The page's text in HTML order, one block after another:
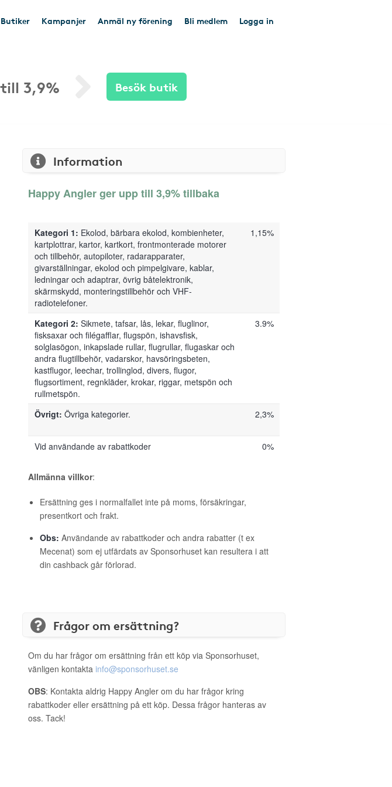
Butiker Kampanjer Anmäl ny förening Bli medlem Logga in
3,9% Besök butik
Information
Happy Angler ger upp till 3,9% tillbaka
Kategori 1: Ekolod, bärbara ekolod, kombienheter,
kartplottrar, kartor, kartkort, frontmonterade motorer
och tillbehör, autopiloter, radarapparater,
givarställningar, ekolod och pimpelgivare, kablar,
ledningar och adaptrar, övrig båtelektronik,
skärmskydd, monteringstillbehör och VHF-
radiotelefoner.
1,15%
Kategori 2: Sikmete, tafsar, lås, lekar, fluglinor,
fisksaxar och filégafflar, flugspön, ishavsfisk,
solglasögon, inkapslade rullar, flugrullar, flugaskar och
andra flugtillbehör, vadarskor, havsöringsbeten,
kastflugor, leechar, trollinglod, divers, flugor,
flugsortiment, regnkläder, krokar, riggar, metspön och
rullmetspön.
3.9%
Övrigt: Övriga kategorier. 2,3%
Vid användande av rabattkoder 0%
Allmänna villkor:
Ersättning ges i normalfallet inte på moms, försäkringar,
presentkort och frakt.
Obs: Användande av rabattkoder och andra rabatter (t ex
Mecenat) som ej utfärdats av Sponsorhuset kan resultera i att
din cashback går förlorad.
Frågor om ersättning?
Om du har frågor om ersättning från ett köp via Sponsorhuset,
vänligen kontakta info@sponsorhuset.se
OBS: Kontakta aldrig Happy Angler om du har frågor kring
rabattkoder eller ersättning på ett köp. Dessa frågor hanteras av
oss. Tack!